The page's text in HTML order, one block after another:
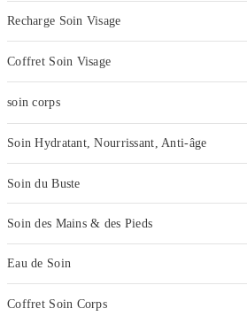
Recharge Soin Visage
Coffret Soin Visage
soin corps
Soin Hydratant, Nourrissant, Anti-âge
Soin du Buste
Soin des Mains & des Pieds
Eau de Soin
Coffret Soin Corps